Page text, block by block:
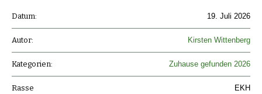
Datum: 19. Juli 2026
Autor: Kirsten Wittenberg
Kategorien: Zuhause gefunden 2026
Rasse EKH